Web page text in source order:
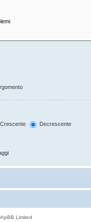
Crescente Decrescente
Limited